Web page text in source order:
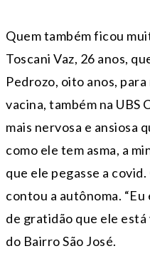
Quem também ficou
Toscani Vaz, 26 anos,
Pedrozo, oito anos,
vacina, também na UBS
mais nervosa e ansiosa
como ele tem asma, a
que ele pegasse a covid.
contou a autônoma.
de gratidão que ele está
do Bairro São José.